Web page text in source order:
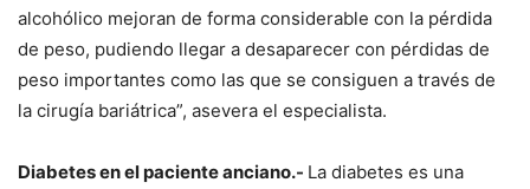
alcohólico mejoran de forma considerable con la pérdida
de peso, pudiendo llegar a desaparecer con pérdidas de
peso importantes como las que se consiguen a través de
la cirugía bariátrica”, asevera el especialista.
Diabetes en el paciente anciano.- La diabetes es una